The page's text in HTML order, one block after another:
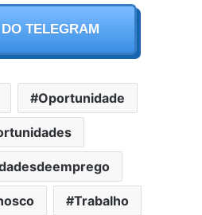
TELEGRAM
Oportunidade
Trabalho